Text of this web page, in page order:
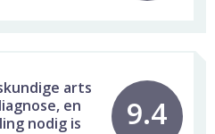
arts
en
nodig is
9.4